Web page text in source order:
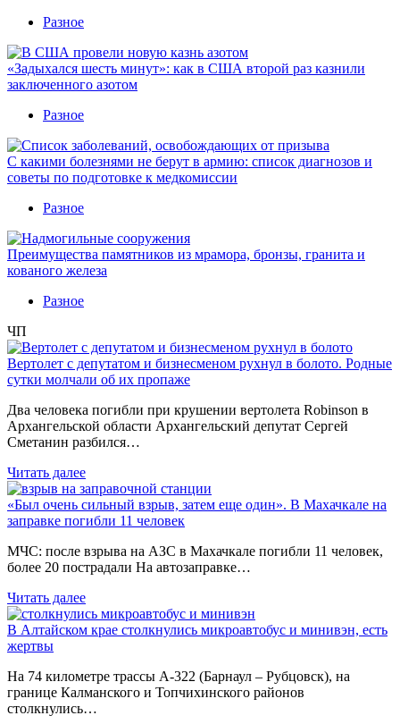
Разное
«Задыхался шесть минут»: как в США второй раз казнили
заключенного азотом
Разное
С какими болезнями не берут в армию: список диагнозов и
советы по подготовке к медкомиссии
Разное
Преимущества памятников из мрамора, бронзы, гранита и
кованого железа
Разное
ЧП
Вертолет с депутатом и бизнесменом рухнул в болото. Родные
сутки молчали об их пропаже
Два человека погибли при крушении вертолета Robinson в
Архангельской области Архангельский депутат Сергей
Сметанин разбился…
Читать далее
«Был очень сильный взрыв, затем еще один». В Махачкале на
заправке погибли 11 человек
МЧС: после взрыва на АЗС в Махачкале погибли 11 человек,
более 20 пострадали На автозаправке…
Читать далее
В Алтайском крае столкнулись микроавтобус и минивэн, есть
жертвы
На 74 километре трассы А-322 (Барнаул – Рубцовск), на
границе Калманского и Топчихинского районов
столкнулись…